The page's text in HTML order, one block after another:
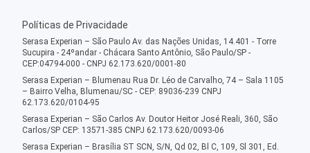
Políticas de Privacidade
Serasa Experian – São Paulo Av. das Nações Unidas, 14.401 - Torre
Sucupira - 24ºandar - Chácara Santo Antônio, São Paulo/SP -
CEP:04794-000 - CNPJ 62.173.620/0001-80
Serasa Experian – Blumenau Rua Dr. Léo de Carvalho, 74 – Sala 1105
– Bairro Velha, Blumenau/SC - CEP: 89036-239 CNPJ
62.173.620/0104-95
Serasa Experian – São Carlos Av. Doutor Heitor José Reali, 360, São
Carlos/SP CEP: 13571-385 CNPJ 62.173.620/0093-06
Serasa Experian – Brasília ST SCN, S/N, Qd 02, Bl C, 109, Sl 301, Ed.